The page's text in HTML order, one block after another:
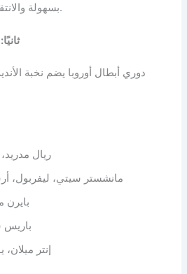
بسهولة والانتقال فورًا إلى البث المباشر.
دوري أبطال أوروبا يضم نخبة
ريال
مانشستر سيتي، ليفربول،
بايرن
باريس
إنتر